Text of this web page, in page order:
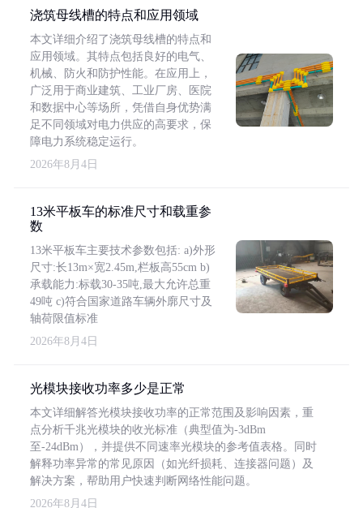
浇筑母线槽的特点和应用领域
本文详细介绍了浇筑母线槽的特点和
应用领域。其特点包括良好的电气、
机械、防火和防护性能。在应用上，
广泛用于商业建筑、工业厂房、医院
和数据中心等场所，凭借自身优势满
足不同领域对电力供应的高要求，保
障电力系统稳定运行。
2026年8月4日
13米平板车的标准尺寸和载重参
数
13米平板车主要技术参数包括: a)外形
尺寸:长13m×宽2.45m,栏板高55cm b)
承载能力:标载30-35吨,最大允许总重
49吨 c)符合国家道路车辆外廓尺寸及
轴荷限值标准
2026年8月4日
光模块接收功率多少是正常
本文详细解答光模块接收功率的正常范围及影响因素，重
点分析千兆光模块的收光标准（典型值为-3dBm
至-24dBm），并提供不同速率光模块的参考值表格。同时
解释功率异常的常见原因（如光纤损耗、连接器问题）及
解决方案，帮助用户快速判断网络性能问题。
2026年8月4日